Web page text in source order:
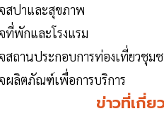
สปาและสุขภาพ
ที่พักและโรงแรม
สถานประกอบการท่องเที่ยวชุม
ผลิตภัณฑ์เพื่อการบริการ
ข่าวที่เกี่ย